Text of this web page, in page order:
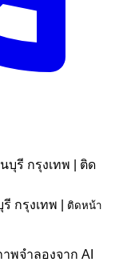
กรุงเทพ
ติดหน้า
พจำลองจาก AI